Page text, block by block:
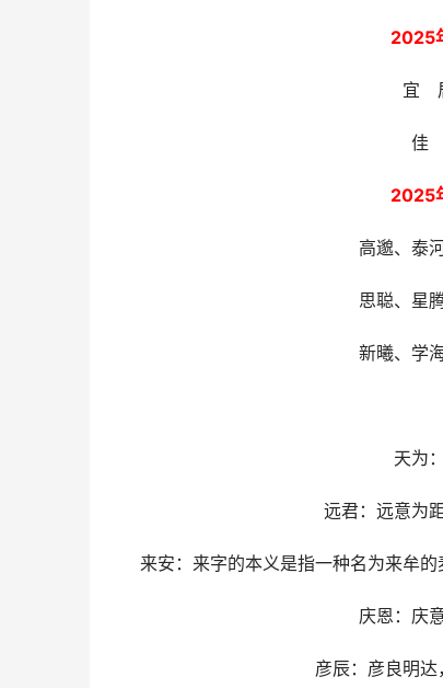
2025
宜
佳
2025
高邈、泰
思聪、星
新曦、学
天为
远君：远意为
来安：来字的本义是指一种名为来牟
庆恩：庆
彦辰：彦良明达